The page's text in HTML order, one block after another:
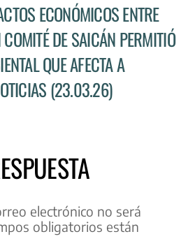
ECONÓMICOS ENTRE
DE SAICÁN PERMITIÓ
QUE AFECTA A
(23.03.26)
electrónico no será
obligatorios están